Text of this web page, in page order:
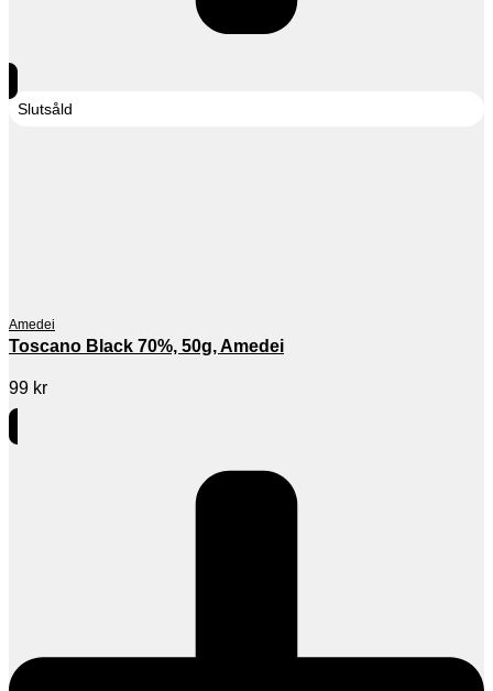
Slutsåld
Amedei
Toscano Black 70%, 50g, Amedei
99 kr